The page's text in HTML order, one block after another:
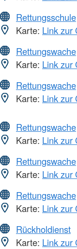
Rettungsschule
Karte: Link zur
Rettungswache
Karte: Link zur
Rettungswache
Karte: Link zur
Rettungswache
Karte: Link zur
Rettungswache
Karte: Link zur
Rettungswache
Karte: Link zur
Rückholdienst
Karte: Link zur